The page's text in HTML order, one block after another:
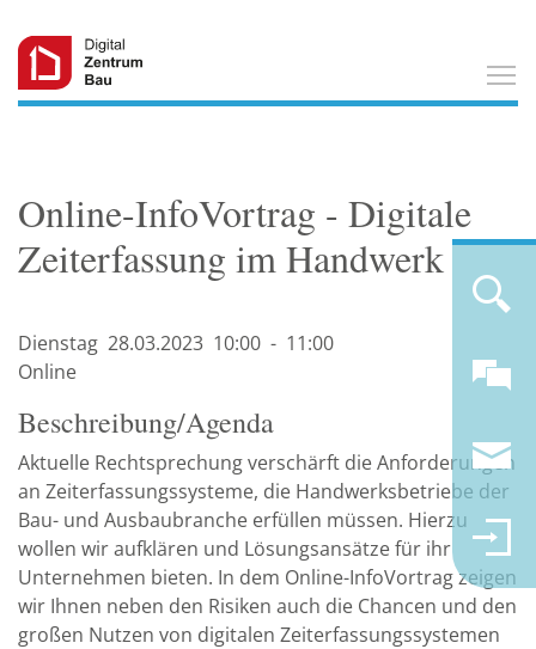
Online-InfoVortrag - Digitale
Zeiterfassung im Handwerk
Dienstag 28.03.2023 10:00 - 11:00
Online
Beschreibung/Agenda
Aktuelle Rechtsprechung verschärft die Anforderungen
an Zeiterfassungssysteme, die Handwerksbetriebe der
Bau- und Ausbaubranche erfüllen müssen. Hierzu
wollen wir aufklären und Lösungsansätze für ihr
Unternehmen bieten. In dem Online-InfoVortrag zeigen
wir Ihnen neben den Risiken auch die Chancen und den
großen Nutzen von digitalen Zeiterfassungssystemen